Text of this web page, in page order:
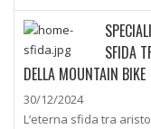
SFIDA
DELLA MOUNTAIN BIKE
30/12/2024
L’eterna sfida tra